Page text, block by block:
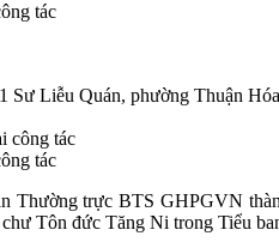
tác
Liễu Quán, phường Thuận
tác
trực BTS GHPGVN
Tôn đức Tăng Ni trong Tiểu